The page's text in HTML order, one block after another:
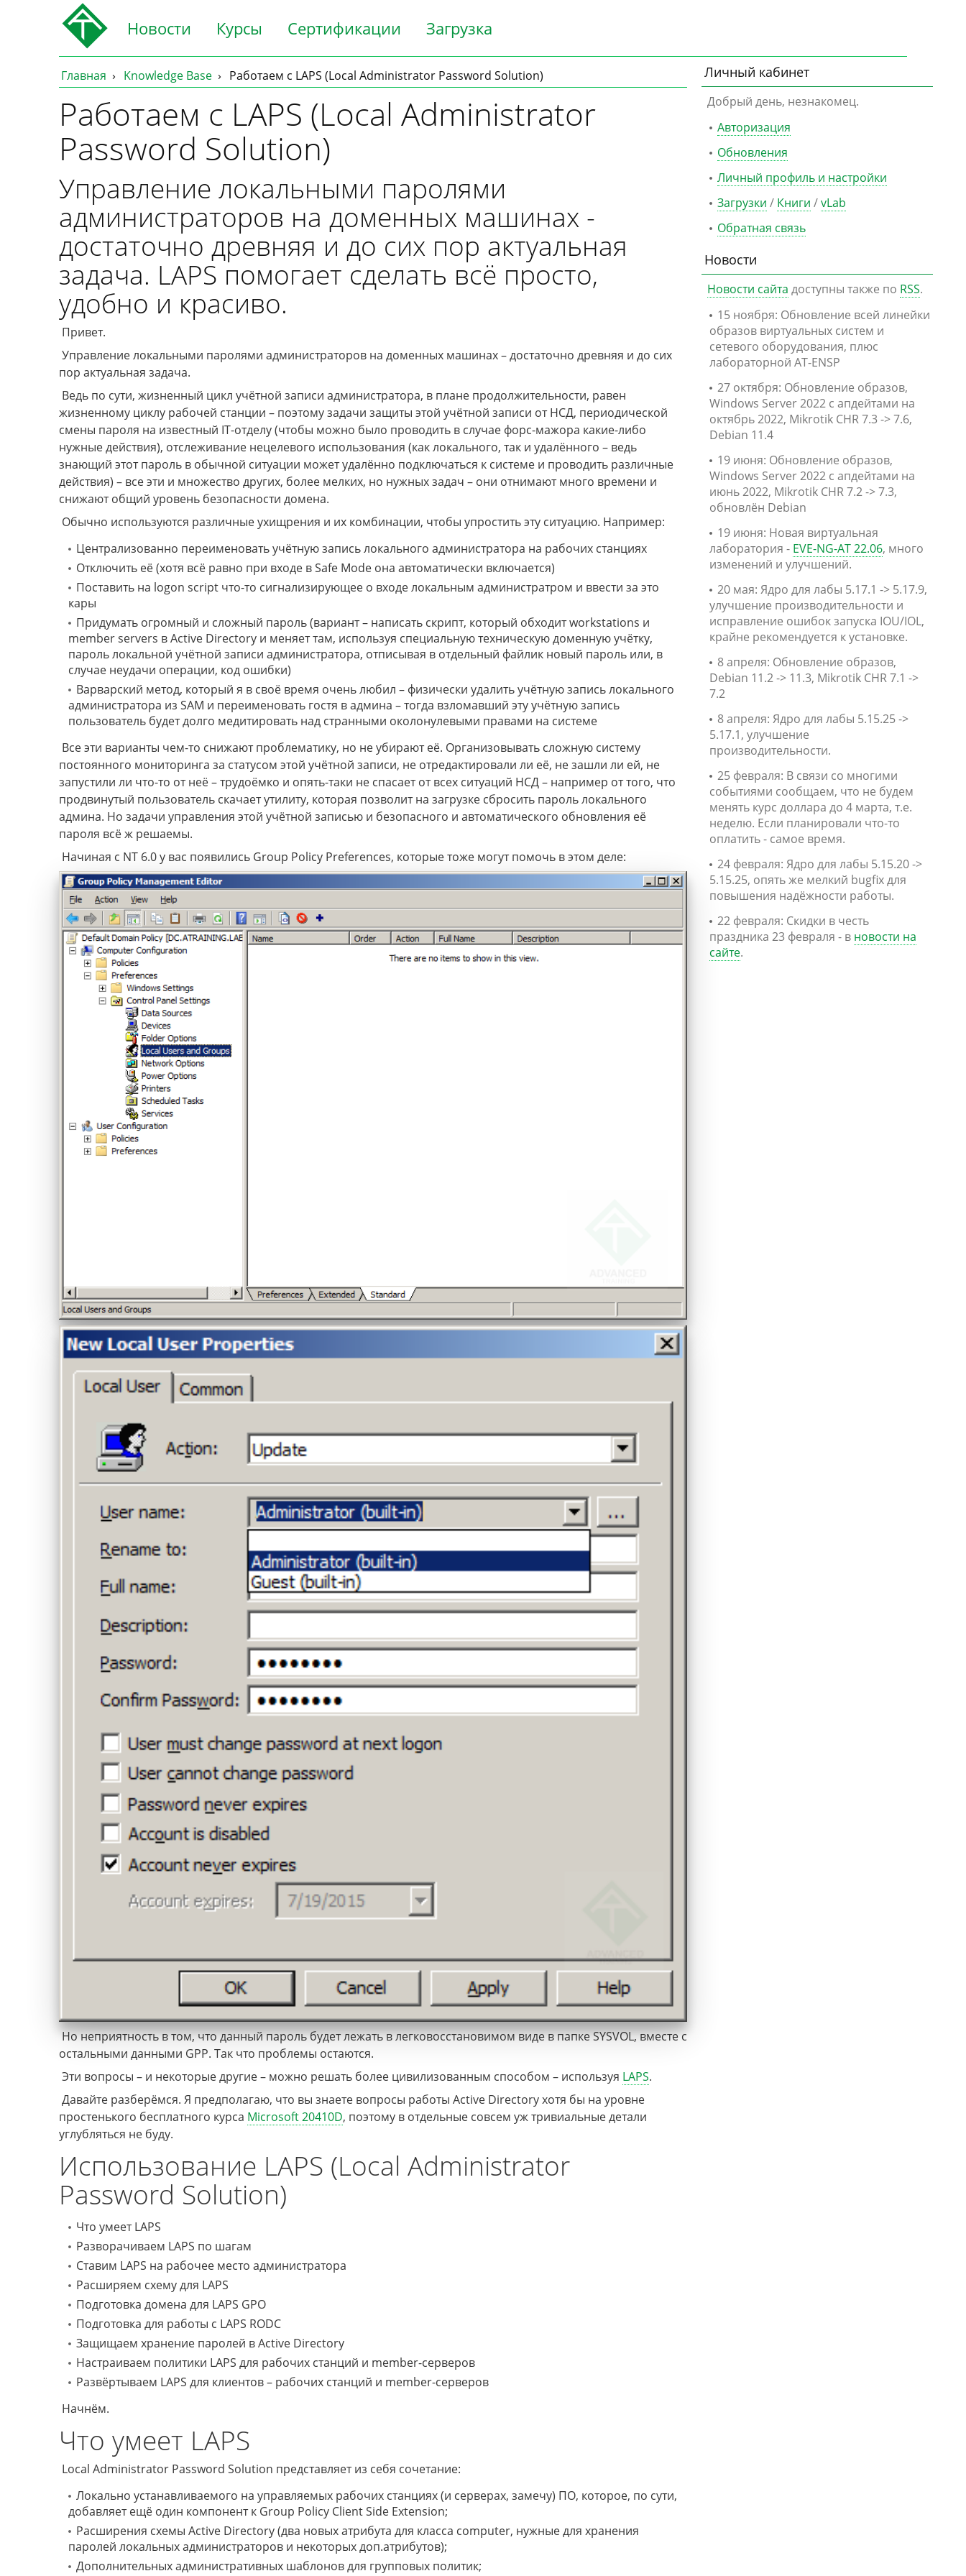
Новости Курсы Сертификации Загрузка
Главная Knowledge Base Работаем с LAPS (Local Administrator Password Solution)
Работаем с LAPS (Local Administrator
Password Solution)
Управление локальными паролями
администраторов на доменных машинах -
достаточно древняя и до сих пор актуальная
задача. LAPS помогает сделать всё просто,
удобно и красиво.
Привет.
Управление локальными паролями администраторов на доменных машинах – достаточно древняя и до сих
пор актуальная задача.
Ведь по сути, жизненный цикл учётной записи администратора, в плане продолжительности, равен
жизненному циклу рабочей станции – поэтому задачи защиты этой учётной записи от НСД, периодической
смены пароля на известный IT-отделу (чтобы можно было проводить в случае форс-мажора какие-либо
нужные действия), отслеживание нецелевого использования (как локального, так и удалённого – ведь
знающий этот пароль в обычной ситуации может удалённо подключаться к системе и проводить различные
действия) – все эти и множество других, более мелких, но нужных задач – они отнимают много времени и
снижают общий уровень безопасности домена.
Обычно используются различные ухищрения и их комбинации, чтобы упростить эту ситуацию. Например:
Централизованно переименовать учётную запись локального администратора на рабочих станциях
Отключить её (хотя всё равно при входе в Safe Mode она автоматически включается)
Поставить на logon script что-то сигнализирующее о входе локальным администратром и ввести за это
кары
Придумать огромный и сложный пароль (вариант – написать скрипт, который обходит workstations и
member servers в Active Directory и меняет там, используя специальную техническую доменную учётку,
пароль локальной учётной записи администратора, отписывая в отдельный файлик новый пароль или, в
случае неудачи операции, код ошибки)
Варварский метод, который я в своё время очень любил – физически удалить учётную запись локального
администратора из SAM и переименовать гостя в админа – тогда взломавший эту учётную запись
пользователь будет долго медитировать над странными околонулевыми правами на системе
Все эти варианты чем-то снижают проблематику, но не убирают её. Организовывать сложную систему
постоянного мониторинга за статусом этой учётной записи, не отредактировали ли её, не зашли ли ей, не
запустили ли что-то от неё – трудоёмко и опять-таки не спасает от всех ситуаций НСД – например от того, что
продвинутый пользователь скачает утилиту, которая позволит на загрузке сбросить пароль локального
админа. Но задачи управления этой учётной записью и безопасного и автоматического обновления её
пароля всё ж решаемы.
Начиная с NT 6.0 у вас появились Group Policy Preferences, которые тоже могут помочь в этом деле:
Но неприятность в том, что данный пароль будет лежать в легковосстановимом виде в папке SYSVOL, вместе с
остальными данными GPP. Так что проблемы остаются.
Эти вопросы – и некоторые другие – можно решать более цивилизованным способом – используя LAPS.
Давайте разберёмся. Я предполагаю, что вы знаете вопросы работы Active Directory хотя бы на уровне
простенького бесплатного курса Microsoft 20410D, поэтому в отдельные совсем уж тривиальные детали
углубляться не буду.
Использование LAPS (Local Administrator
Password Solution)
Что умеет LAPS
Разворачиваем LAPS по шагам
Ставим LAPS на рабочее место администратора
Расширяем схему для LAPS
Подготовка домена для LAPS GPO
Подготовка для работы с LAPS RODC
Защищаем хранение паролей в Active Directory
Настраиваем политики LAPS для рабочих станций и member-серверов
Развёртываем LAPS для клиентов – рабочих станций и member-серверов
Начнём.
Что умеет LAPS
Local Administrator Password Solution представляет из себя сочетание:
Локально устанавливаемого на управляемых рабочих станциях (и серверах, замечу) ПО, которое, по сути,
добавляет ещё один компонент к Group Policy Client Side Extension;
Расширения схемы Active Directory (два новых атрибута для класса computer, нужные для хранения
паролей локальных администраторов и некоторых доп.атрибутов);
Дополнительных административных шаблонов для групповых политик;
Личный кабинет
Добрый день, незнакомец.
Авторизация
Обновления
Личный профиль и настройки
Загрузки / Книги /vLab
Обратная связь
Новости
Новости сайта доступны также по RSS.
15 ноября: Обновление всей линейки
образов виртуальных систем и
сетевого оборудования, плюс
лабораторной AT-ENSP
27 октября: Обновление образов,
Windows Server 2022 с апдейтами на
октябрь 2022, Mikrotik CHR 7.3 -> 7.6,
Debian 11.4
19 июня: Обновление образов,
Windows Server 2022 с апдейтами на
июнь 2022, Mikrotik CHR 7.2 -> 7.3,
обновлён Debian
19 июня: Новая виртуальная
лаборатория - EVE-NG-AT 22.06, много
изменений и улучшений.
20 мая: Ядро для лабы 5.17.1 -> 5.17.9,
улучшение производительности и
исправление ошибок запуска IOU/IOL,
крайне рекомендуется к установке.
8 апреля: Обновление образов,
Debian 11.2 -> 11.3, Mikrotik CHR 7.1 ->
7.2
8 апреля: Ядро для лабы 5.15.25 ->
5.17.1, улучшение
производительности.
25 февраля: В связи со многими
событиями сообщаем, что не будем
менять курс доллара до 4 марта, т.е.
неделю. Если планировали что-то
оплатить - самое время.
24 февраля: Ядро для лабы 5.15.20 ->
5.15.25, опять же мелкий bugfix для
повышения надёжности работы.
22 февраля: Скидки в честь
праздника 23 февраля - в новости на
сайте.